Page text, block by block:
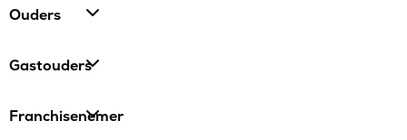
Ouders
Gastouders
Franchisenemer